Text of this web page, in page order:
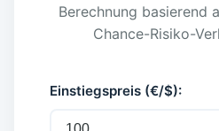
Berechnung basierend
Chance-Risiko-
Einstiegspreis (€/$):